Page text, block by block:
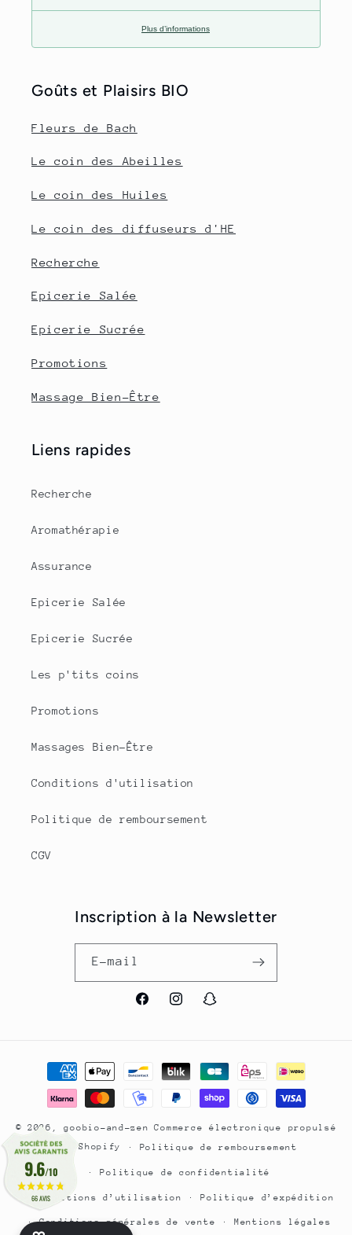
Plus d’informations
Goûts et Plaisirs BIO
Fleurs de Bach
Le coin des Abeilles
Le coin des Huiles
Le coin des diffuseurs d'HE
Recherche
Epicerie Salée
Epicerie Sucrée
Promotions
Massage Bien-Être
Liens rapides
Recherche
Aromathérapie
Assurance
Epicerie Salée
Epicerie Sucrée
Les p'tits coins
Promotions
Massages Bien-Être
Conditions d'utilisation
Politique de remboursement
CGV
Inscription à la Newsletter
E-mail
FacebookInstagramSnapchat
Moyens
paiement
© 2026,goobio-and-zen
Commerce électronique propulsé
par Shopify
Politique de remboursement
Politique de confidentialité
Conditions d’utilisation Politique d’expédition
Conditions générales de vente Mentions légales
9.6/10
66 AVIS